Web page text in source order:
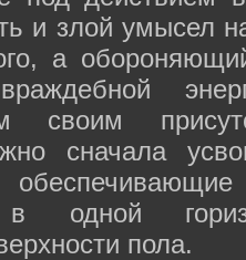
и злой умысел
а
своим
сначала
одной
пола.